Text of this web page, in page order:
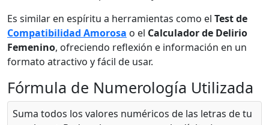
Es similar en espíritu a herramientas como el Test de
Compatibilidad Amorosa o el Calculador de Delirio
Femenino, ofreciendo reflexión e información en un
formato atractivo y fácil de usar.
Fórmula de Numerología Utilizada
Suma todos los valores numéricos de las letras de tu